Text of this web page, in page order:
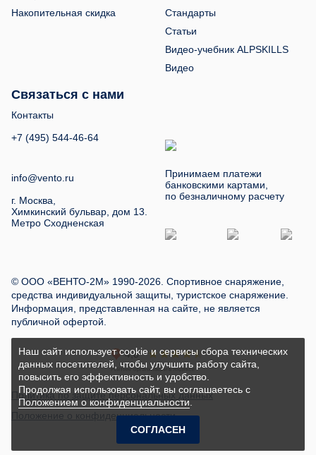
Накопительная скидка
Стандарты
Статьи
Видео-учебник ALPSKILLS
Видео
Связаться с нами
Контакты
+7 (495) 544-46-64
info@vento.ru
г. Москва,
Химкинский бульвар, дом 13.
Метро Сходненская
Принимаем платежи
банковскими картами,
по безналичному расчету
© ООО «ВЕНТО-2М» 1990-2026. Спортивное снаряжение,
средства индивидуальной защиты, туристское снаряжение.
Информация, представленная на сайте, не является
публичной офертой.
Политика по защите персональных данных
Положение о конфиденциальности
Наш сайт использует cookie и сервисы сбора технических
данных посетителей, чтобы улучшить работу сайта,
повысить его эффективность и удобство.
Продолжая использовать сайт, вы соглашаетесь с
Положением о конфиденциальности.
СОГЛАСЕН